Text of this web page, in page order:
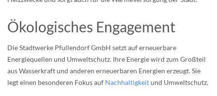
Ökologisches Engagement
Die Stadtwerke Pfullendorf GmbH setzt auf erneuerbare
Energiequellen und Umweltschutz. Ihre Energie wird zum Großteil
aus Wasserkraft und anderen erneuerbaren Energien erzeugt. Sie
legt einen besonderen Fokus auf Nachhaltigkeitund Umweltschutz.